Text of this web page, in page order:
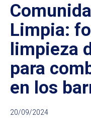
Limpia:
limpieza
para
en los
20/09/2024